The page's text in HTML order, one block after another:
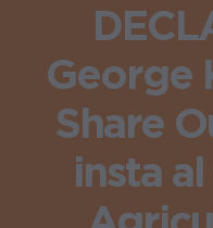
George
Share
insta